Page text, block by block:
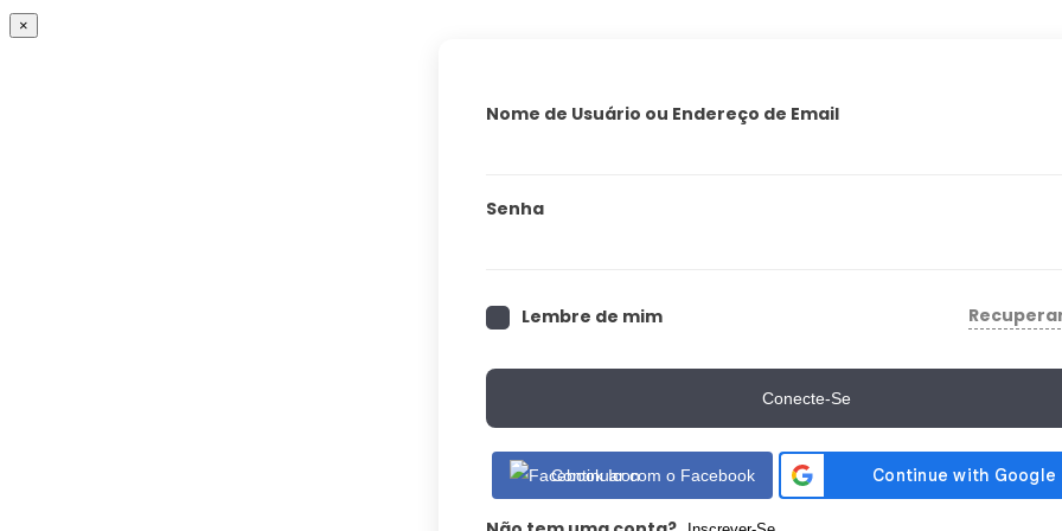
×
Nome de Usuário ou Endereço de Email
Senha
Lembre de mim
Conecte-Se
Continuar com o Facebook